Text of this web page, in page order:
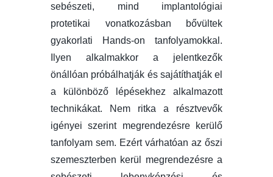
sebészeti, mind implantológiai
protetikai vonatkozásban bővültek
gyakorlati Hands-on tanfolyamokkal.
Ilyen alkalmakkor a jelentkezők
önállóan próbálhatják és sajátíthatják el
a különböző lépésekhez alkalmazott
technikákat. Nem ritka a résztvevők
igényei szerint megrendezésre kerülő
tanfolyam sem. Ezért várhatóan az őszi
szemeszterben kerül megrendezésre a